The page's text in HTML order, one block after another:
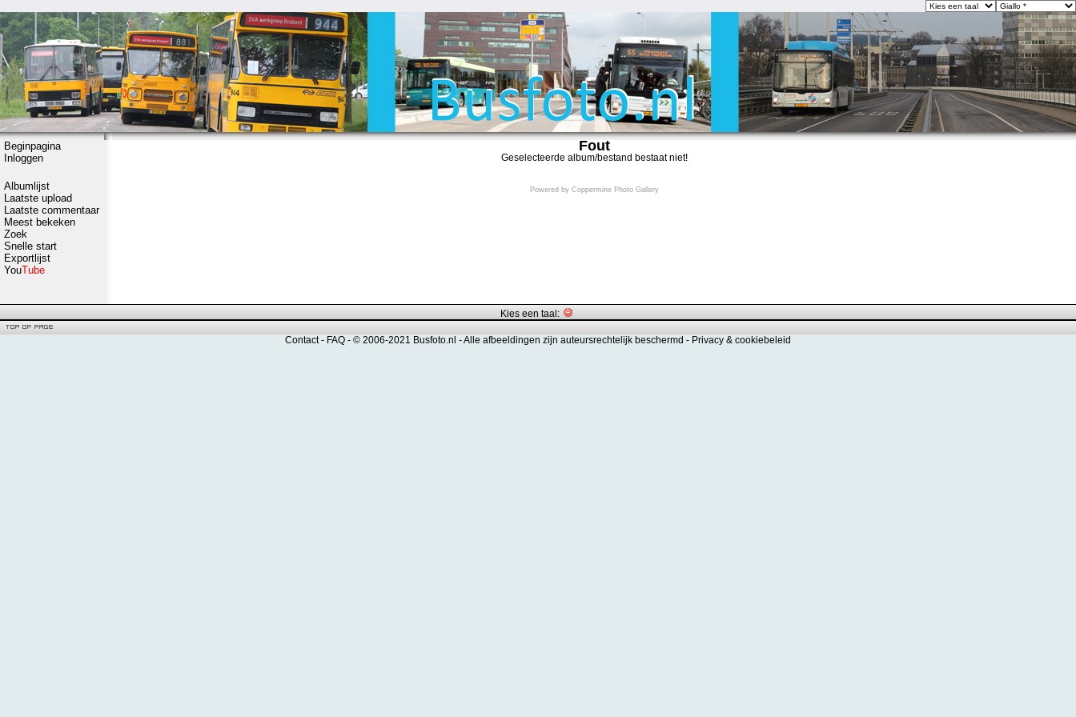
Beginpagina
Inloggen
Albumlijst
Laatste upload
Laatste commentaar
Meest bekeken
Zoek
Snelle start
Exportlijst
YouTube
Fout
Geselecteerde album/bestand bestaat niet!
Powered by Coppermine Photo Gallery
Kies een taal:
Contact- FAQ - © 2006-2021 Busfoto.nl -Alle afbeeldingen zijn auteursrechtelijk beschermd - Privacy & cookiebeleid